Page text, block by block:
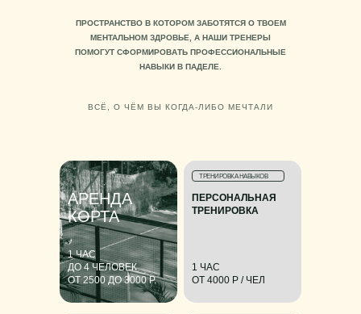
ВСЁ, О ЧЁМ ВЫ КОГДА-ЛИБО МЕЧТАЛИ
ПРОСТРАНСТВО В КОТОРОМ ЗАБОТЯТСЯ О ТВОЕМ
МЕНТАЛЬНОМ ЗДРОВЬЕ, А НАШИ ТРЕНЕРЫ
ПОМОГУТ СФОРМИРОВАТЬ ПРОФЕССИОНАЛЬНЫЕ
НАВЫКИ В ПАДЕЛЕ.
1 ЧАС
ДО 4 ЧЕЛОВЕК
ОТ 2500 ДО 3000 Р.
1 ЧАС
ОТ 4000 Р / ЧЕЛ
АРЕНДА
КОРТА
ПЕРСОНАЛЬНАЯ
ТРЕНИРОВКА
ТРЕНИРОВКА НАВЫКОВ